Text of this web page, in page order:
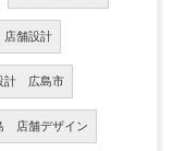
舗設計
計 広島市
店舗デザイン